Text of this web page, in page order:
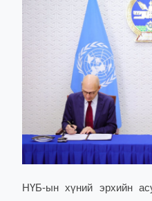
НҮБ-ын хүний эрхийн